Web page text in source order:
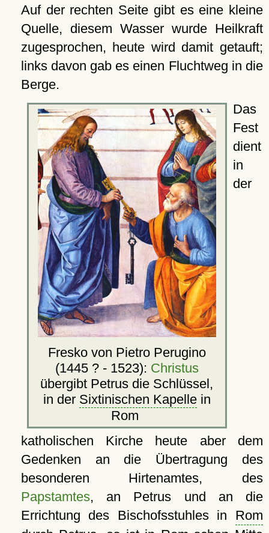
Auf der rechten Seite gibt es eine kleine
Quelle, diesem Wasser wurde Heilkraft
zugesprochen, heute wird damit getauft;
links davon gab es einen Fluchtweg in die
Berge.
Fresko von Pietro Perugino
(1445 ? - 1523): Christus
übergibt Petrus die Schlüssel,
in der Sixtinischen Kapellein
Rom
Das
Fest
dient
in
der
katholischen Kirche heute aber dem
Gedenken an die Übertragung des
besonderen Hirtenamtes, des
Papstamtes, an Petrus und an die
Errichtung des Bischofsstuhles in Rom